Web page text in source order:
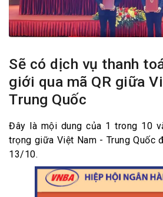
Sẽ có dịch vụ thanh
giới qua mã QR giữa
Trung Quốc
Đây là mội dung của 1 trong 10
trọng giữa Việt Nam - Trung Quốc
13/10.